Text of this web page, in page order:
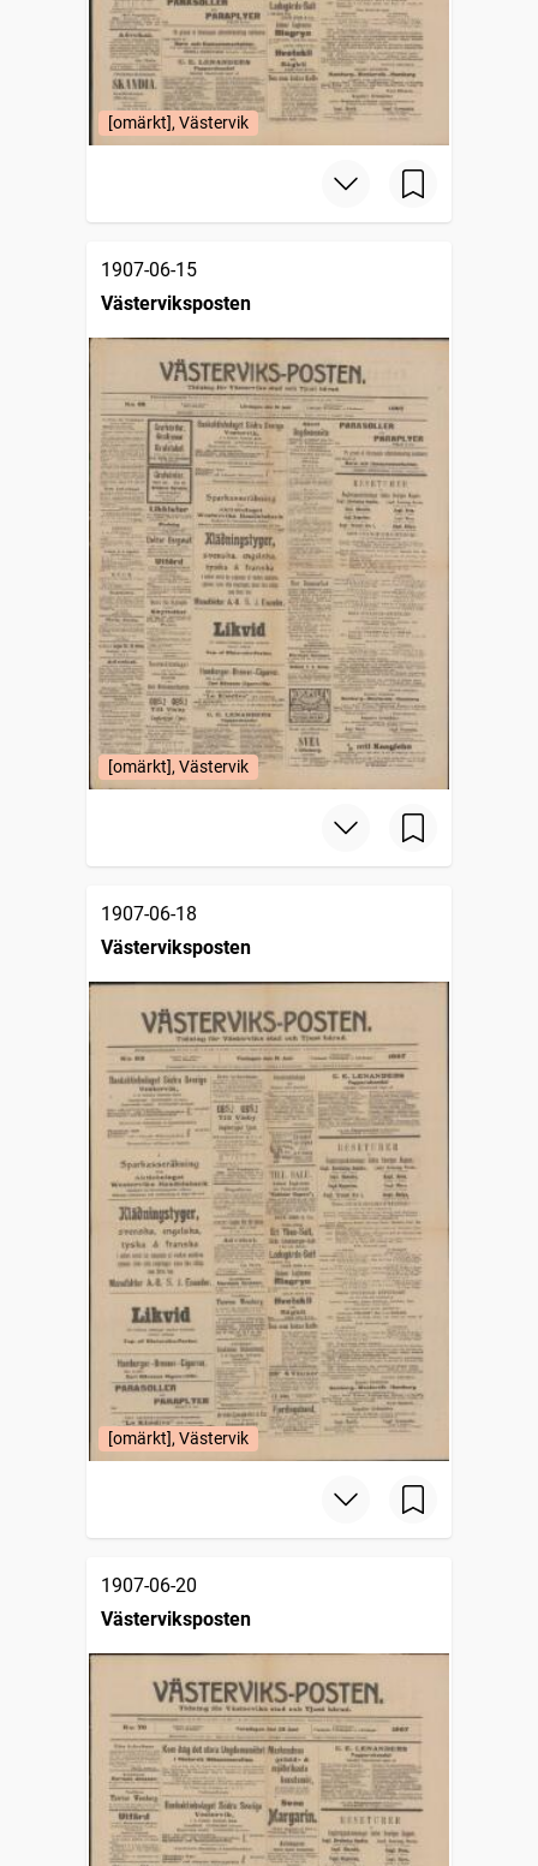
[omärkt], Västervik
1907-06-15
Västerviksposten
[omärkt], Västervik
1907-06-18
Västerviksposten
[omärkt], Västervik
1907-06-20
Västerviksposten